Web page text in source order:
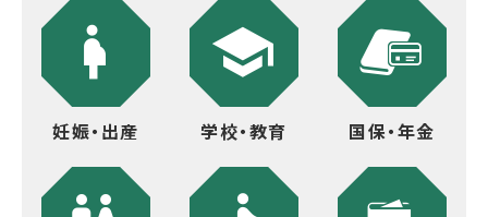
妊娠・出産 学校・教育 国保・年金